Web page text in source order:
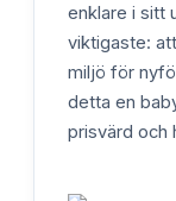
enklare i sitt
viktigaste:
miljö för
detta en
prisvärd och